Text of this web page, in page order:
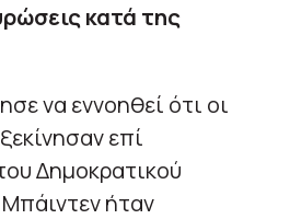
κατά της
να εννοηθεί ότι οι
επί
Δημοκρατικού
ήταν